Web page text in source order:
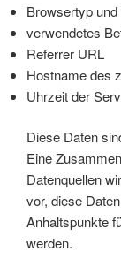
Browsertyp
verwendetes
Referrer URL
Hostname des
Uhrzeit der
Diese Daten
Eine
Datenquellen
vor, diese
Anhaltspunkte
werden.